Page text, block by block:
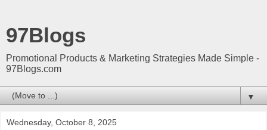
97Blogs
Promotional Products & Marketing Strategies Made Simple -
97Blogs.com
▼
Wednesday, October 8, 2025